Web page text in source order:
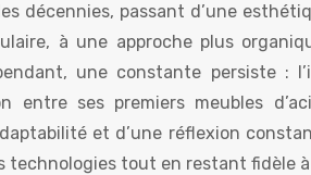
décennies, passant d’une
à une approche plus
une constante persiste :
entre ses premiers meubles
et d’une réflexion
technologies tout en restant fidèle